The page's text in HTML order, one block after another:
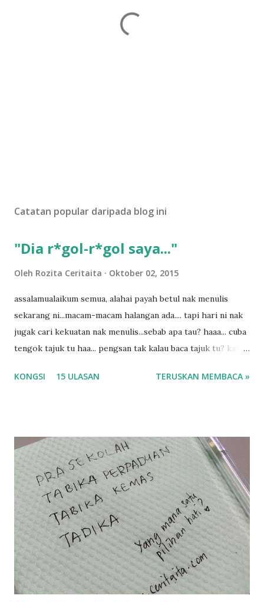
Catatan popular daripada blog ini
"Dia r*gol-r*gol saya..."
Oleh Rozita Ceritaita Oktober 02, 2015
assalamualaikum semua, alahai payah betul nak menulis
sekarang ni...macam-macam halangan ada.... tapi hari ni nak
jugak cari kekuatan nak menulis...sebab apa tau? haaa... cuba
tengok tajuk tu haa... pengsan tak kalau baca tajuk tu? kalau
tau? yang sebut tu anak aku....diulangi ANAK AKU ....adoiiii
balik keja aku ajak la shah singgah Giant beli barang
sikit...dalam perjalanan dari dalam kereta tu biasalah kan
kami memang akan pimpin anak-anak jalan sampai masuk
dalam... dan kebiasanya bagi anak 4 macam kami ni bahagi-
bahagi lah siapa nak pimpin siapa... dan biasanya aku akan
dukung adik hadi sambil pimpin kakak husna... yang abg
ngah dengan abg long terserah pada shah la pulak.. tapi
kalau ikut anak-anak semua nak ummi pimpin... ajer rebeh
ba...
KONGSI 15 ULASAN TERUSKAN MEMBACA »